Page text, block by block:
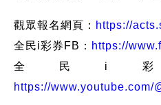
觀眾報名網頁： https://
全民i彩券FB： https://
全民i彩
https://www.youtube.com/